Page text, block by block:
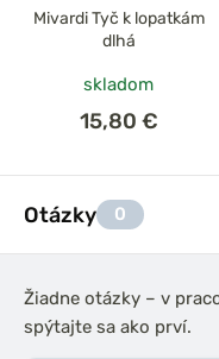
Mivardi Tyč k lopatkám
dlhá
skladom
15,80 €
Otázky 0
Žiadne otázky – v
spýtajte sa ako prví.